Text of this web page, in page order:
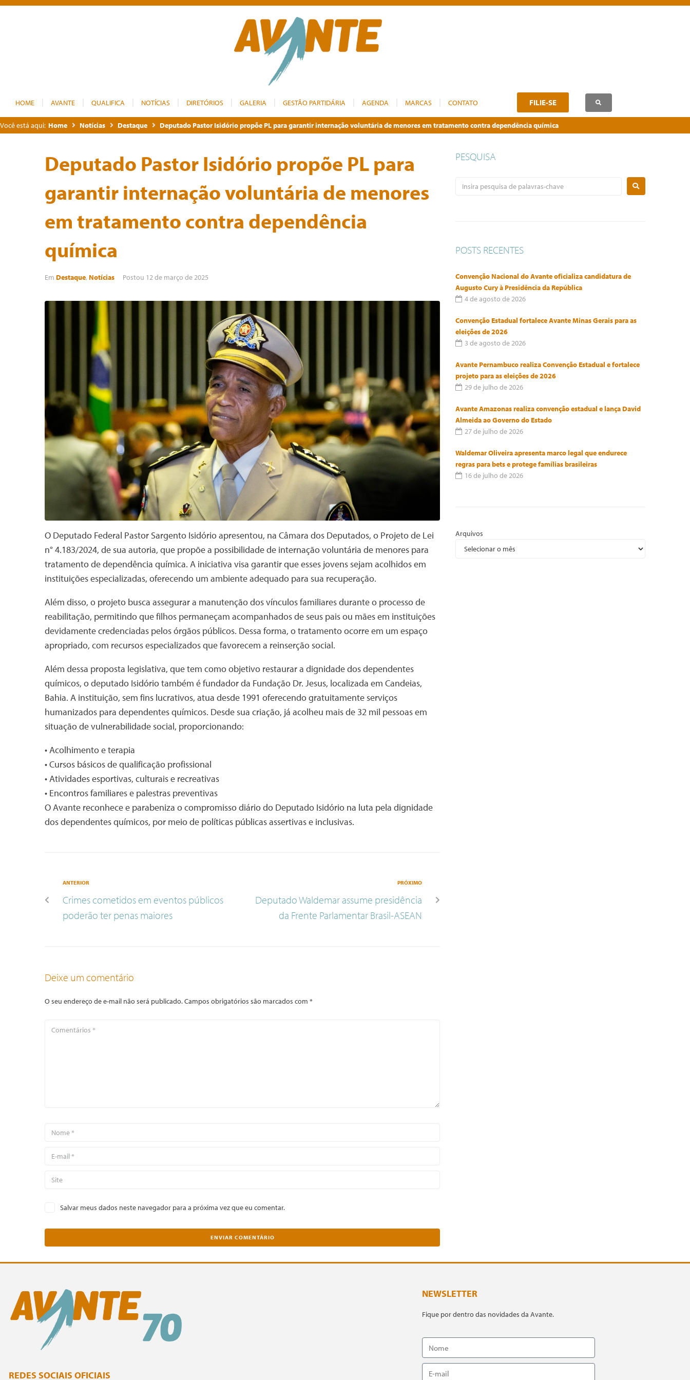
HOME AVANTE QUALIFICA NOTÍCIAS DIRETÓRIOS GALERIA GESTÃO PARTIDÁRIA AGENDA MARCAS CONTATO FILIE-SE
Você está aqui: Home Notícias Destaque Deputado Pastor Isidório propõe PL para garantir internação voluntária de menores em tratamento contra dependência química
Deputado Pastor Isidório propõe PL para
garantir internação voluntária de menores
em tratamento contra dependência
química
Em Destaque, Notícias Postou 12 de março de 2025
O Deputado Federal Pastor Sargento Isidório apresentou, na Câmara dos Deputados, o Projeto de Lei
n° 4.183/2024, de sua autoria, que propõe a possibilidade de internação voluntária de menores para
tratamento de dependência química. A iniciativa visa garantir que esses jovens sejam acolhidos em
instituições especializadas, oferecendo um ambiente adequado para sua recuperação.
Além disso, o projeto busca assegurar a manutenção dos vínculos familiares durante o processo de
reabilitação, permitindo que filhos permaneçam acompanhados de seus pais ou mães em instituições
devidamente credenciadas pelos órgãos públicos. Dessa forma, o tratamento ocorre em um espaço
apropriado, com recursos especializados que favorecem a reinserção social.
Além dessa proposta legislativa, que tem como objetivo restaurar a dignidade dos dependentes
químicos, o deputado Isidório também é fundador da Fundação Dr. Jesus, localizada em Candeias,
Bahia. A instituição, sem fins lucrativos, atua desde 1991 oferecendo gratuitamente serviços
humanizados para dependentes químicos. Desde sua criação, já acolheu mais de 32 mil pessoas em
situação de vulnerabilidade social, proporcionando:
• Acolhimento e terapia
• Cursos básicos de qualificação profissional
• Atividades esportivas, culturais e recreativas
• Encontros familiares e palestras preventivas
O Avante reconhece e parabeniza o compromisso diário do Deputado Isidório na luta pela dignidade
dos dependentes químicos, por meio de políticas públicas assertivas e inclusivas.
ANTERIOR
Crimes cometidos em eventos públicos
poderão ter penas maiores
PRÓXIMO
Deputado Waldemar assume presidência
da Frente Parlamentar Brasil-ASEAN
Deixe um comentário
O seu endereço de e-mail não será publicado.Campos obrigatórios são marcados com *
Salvar meus dados neste navegador para a próxima vez que eu comentar.
PESQUISA
POSTS RECENTES
Convenção Nacional do Avante oficializa candidatura de
Augusto Cury à Presidência da República
4 de agosto de 2026
Convenção Estadual fortalece Avante Minas Gerais para as
eleições de 2026
3 de agosto de 2026
Avante Pernambuco realiza Convenção Estadual e fortalece
projeto para as eleições de 2026
29 de julho de 2026
Avante Amazonas realiza convenção estadual e lança David
Almeida ao Governo do Estado
27 de julho de 2026
Waldemar Oliveira apresenta marco legal que endurece
regras para bets e protege famílias brasileiras
16 de julho de 2026
Arquivos
REDES SOCIAIS OFICIAIS
NEWSLETTER
Fique por dentro das novidades da Avante.